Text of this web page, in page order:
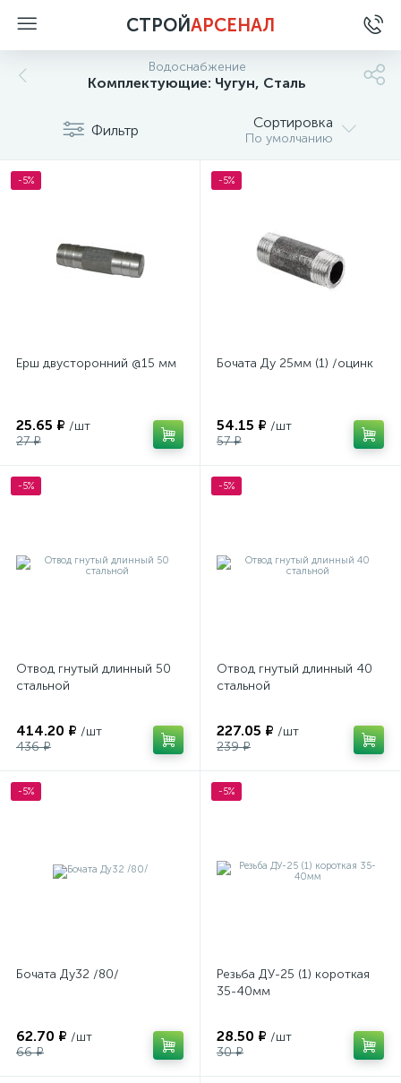
СТРОЙАРСЕНАЛ
Водоснабжение
Комплектующие: Чугун, Сталь
Фильтр Сортировка
По умолчанию
-5%
Ерш двусторонний @15 мм
25.65 ₽ /шт
27 ₽
-5%
Бочата Ду 25мм (1) /оцинк
54.15 ₽ /шт
57 ₽
-5%
Отвод гнутый длинный 50
стальной
414.20 ₽ /шт
436 ₽
-5%
Отвод гнутый длинный 40
стальной
227.05 ₽ /шт
239 ₽
-5%
Бочата Ду32 /80/
62.70 ₽ /шт
66 ₽
-5%
Резьба ДУ-25 (1) короткая
35-40мм
28.50 ₽ /шт
30 ₽